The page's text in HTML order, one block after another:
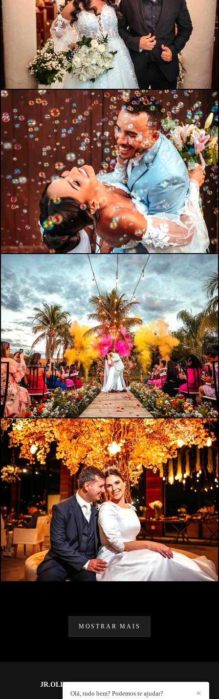
837 22
841 0
1021 0
1280
MOSTRAR MAIS
JR.OLIVEIRA PHOTOGRAPHY/CONTATO
✕
Olá, tudo bem? Podemos te ajudar?